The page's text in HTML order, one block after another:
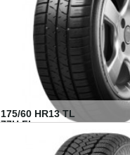
175/60 HR13 TL
77H FI...